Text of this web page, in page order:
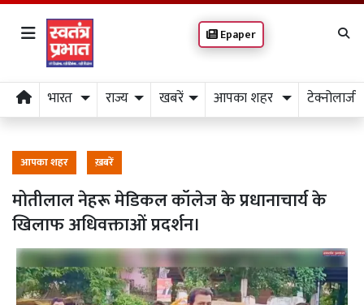
Epaper
भारत राज्य खबरें आपका शहर टेक्नोलाजी
आपका शहर ख़बरें
मोतीलाल नेहरू मेडिकल कॉलेज के प्रधानाचार्य के
खिलाफ अधिवक्ताओं प्रदर्शन।